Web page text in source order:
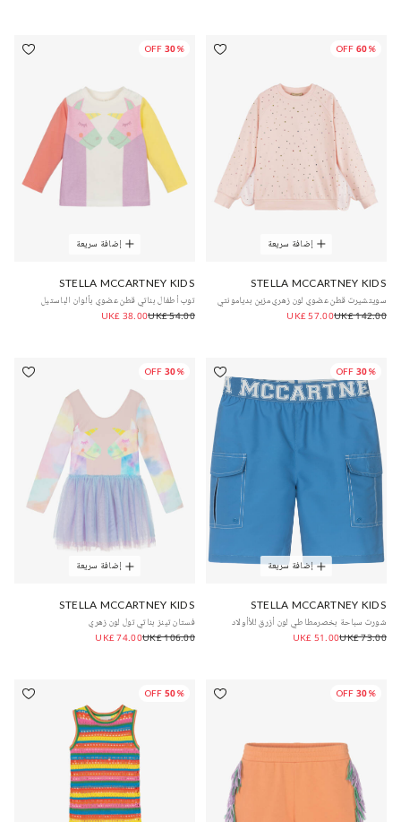
60% OFF
إضافة سريعة
STELLA MCCARTNEY KIDS
سويتشيرت قطن عضوي لون زهري مزين بديامونتي
UK£ 142.00
UK£ 57.00
30% OFF
إضافة سريعة
STELLA MCCARTNEY KIDS
توب أطفال بناتي قطن عضوي بألوان الباستيل
UK£ 54.00
UK£ 38.00
30% OFF
إضافة سريعة
STELLA MCCARTNEY KIDS
شورت سباحة بخصرمطاطي لون أزرق للأأولاد
UK£ 73.00
UK£ 51.00
30% OFF
إضافة سريعة
STELLA MCCARTNEY KIDS
فستان تينز بناتي تول لون زهري
UK£ 106.00
UK£ 74.00
30% OFF
50% OFF